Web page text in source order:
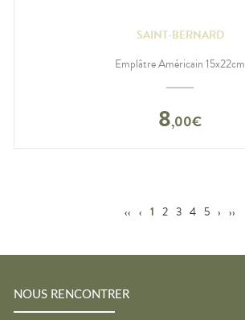
SAINT-BERNARD
Emplâtre Américain 15x22cm
8,00€
‹‹ ‹ 1 2 3 4 5 › ››
NOUS RENCONTRER